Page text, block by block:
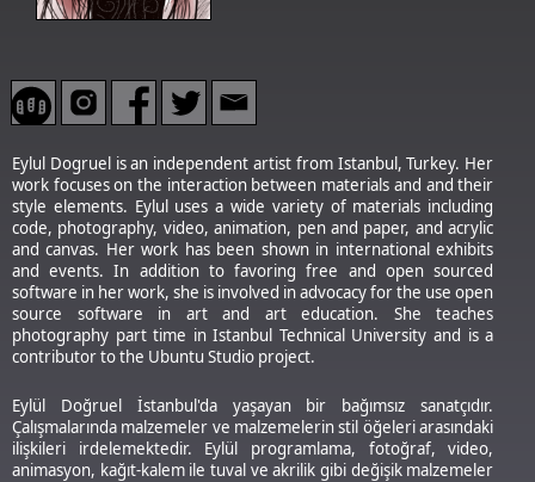
Eylul Dogruel is an independent artist from Istanbul, Turkey. Her
work focuses on the interaction between materials and and their
style elements. Eylul uses a wide variety of materials including
code, photography, video, animation, pen and paper, and acrylic
and canvas. Her work has been shown in international exhibits
and events. In addition to favoring free and open sourced
software in her work, she is involved in advocacy for the use open
source software in art and art education. She teaches
photography part time in Istanbul Technical University and is a
contributor to the Ubuntu Studio project.
Eylül Doğruel İstanbul'da yaşayan bir bağımsız sanatçıdır.
Çalışmalarında malzemeler ve malzemelerin stil öğeleri arasındaki
ilişkileri irdelemektedir. Eylül programlama, fotoğraf, video,
animasyon, kağıt-kalem ile tuval ve akrilik gibi değişik malzemeler